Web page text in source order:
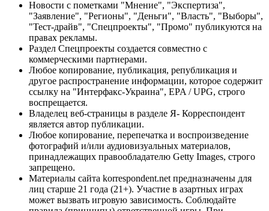
Новости с пометками "Мнение", "Экспертиза",
"Заявление", "Регионы", "Деньги", "Власть", "Выборы",
"Тест-драйв", "Спецпроекты", "Промо" публикуются на
правах рекламы.
Раздел Спецпроекты создается совместно с
коммерческими партнерами.
Любое копирование, публикация, републикация и
другое распространение информации, которое содержит
ссылку на "Интерфакс-Украина", EPA / UPG, строго
воспрещается.
Владелец веб-страницы в разделе Я- Корреспондент
является автор публикации.
Любое копирование, перепечатка и воспроизведение
фотографий и/или аудиовизуальных материалов,
принадлежащих правообладателю Getty Images, строго
запрещено.
Материалы сайта korrespondent.net предназначены для
лиц старше 21 года (21+). Участие в азартных играх
может вызвать игровую зависимость. Соблюдайте